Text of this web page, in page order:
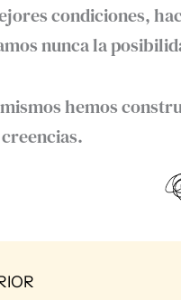
condiciones,
nunca la
hemos